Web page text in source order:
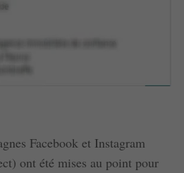
Facebook et Instagram
ont été mises au point pour